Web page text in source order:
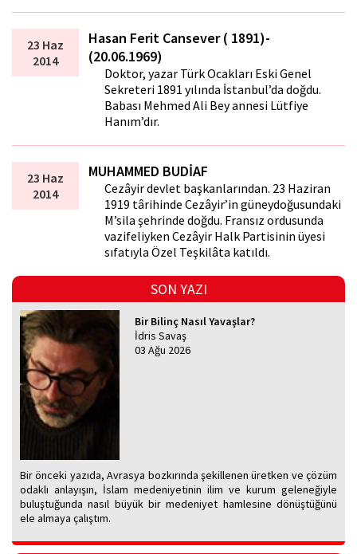
23 Haz
2014
Hasan Ferit Cansever ( 1891)-
(20.06.1969)
Doktor, yazar Türk Ocakları Eski Genel
Sekreteri 1891 yılında İstanbul’da doğdu.
Babası Mehmed Ali Bey annesi Lütfiye
Hanım’dır.
23 Haz
2014
MUHAMMED BUDİAF
Cezâyir devlet başkanlarından. 23 Haziran
1919 târihinde Cezâyir’in güneydoğusundaki
M’sila şehrinde doğdu. Fransız ordusunda
vazifeliyken Cezâyir Halk Partisinin üyesi
sıfatıyla Özel Teşkilâta katıldı.
SON YAZI
Bir Bilinç Nasıl Yavaşlar?
İdris Savaş
03 Ağu 2026
Bir önceki yazıda, Avrasya bozkırında şekillenen üretken ve çözüm
odaklı anlayışın, İslam medeniyetinin ilim ve kurum geleneğiyle
buluştuğunda nasıl büyük bir medeniyet hamlesine dönüştüğünü
ele almaya çalıştım.